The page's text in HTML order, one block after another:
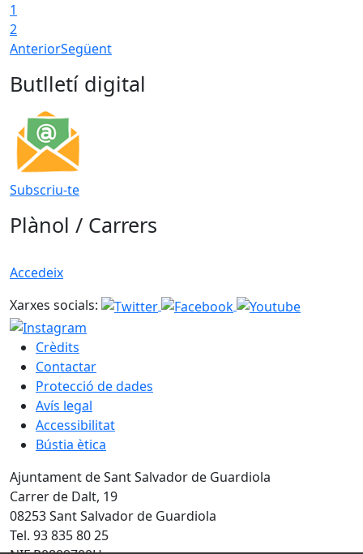
1
2
AnteriorSegüent
Butlletí digital
Subscriu-te
Plànol / Carrers
Accedeix
Xarxes socials:
Crèdits
Contactar
Protecció de dades
Avís legal
Accessibilitat
Bústia ètica
Ajuntament de Sant Salvador de Guardiola
Carrer de Dalt, 19
08253 Sant Salvador de Guardiola
Tel. 93 835 80 25